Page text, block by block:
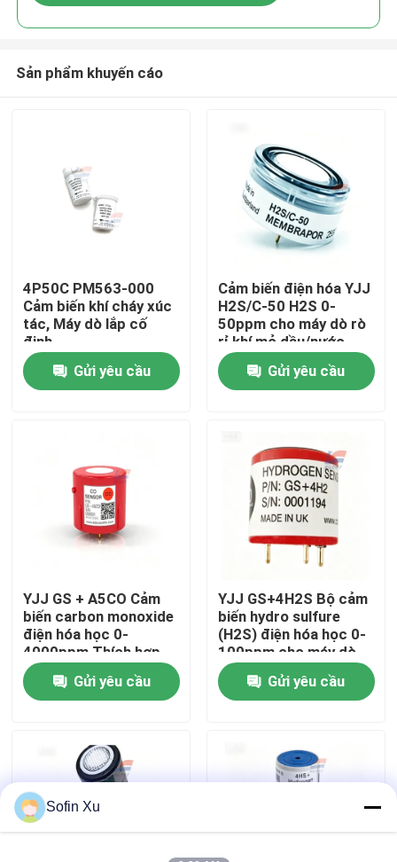
Nhà
Về chúng tôi
Kiểm soát chất lượng
Liên hệ với chúng tôi
Các vụ án
Sản phẩm khuyến cáo
4P50C PM563-000
Cảm biến khí cháy xúc
tác, Máy dò lắp cố
định
Gửi yêu cầu
Cảm biến điện hóa YJJ
H2S/C-50 H2S 0-
50ppm cho máy dò rò
rỉ khí mỏ dầu/nước
thải
Gửi yêu cầu
YJJ GS + A5CO Cảm
biến carbon monoxide
điện hóa học 0-
4000ppm Thích hợp
để phát hiện khí thải
khói
Gửi yêu cầu
YJJ GS+4H2S Bộ cảm
biến hydro sulfure
(H2S) điện hóa học 0-
100ppm cho máy dò
khí công nghiệp
Gửi yêu cầu
Sofin Xu